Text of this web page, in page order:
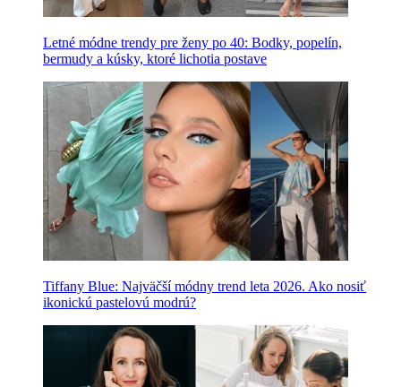
Letné módne trendy pre ženy po 40: Bodky, popelín,
bermudy a kúsky, ktoré lichotia postave
Tiffany Blue: Najväčší módny trend leta 2026. Ako nosiť
ikonickú pastelovú modrú?